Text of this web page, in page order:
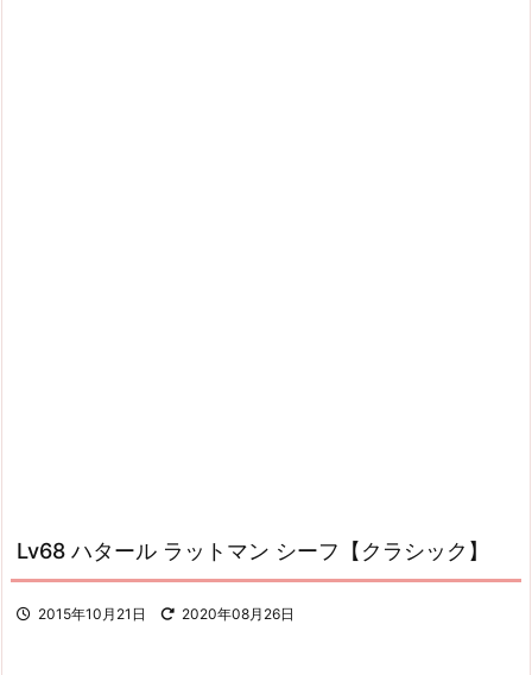
Lv68 ハタール ラットマン シーフ【クラシック】
2015年10月21日 2020年08月26日